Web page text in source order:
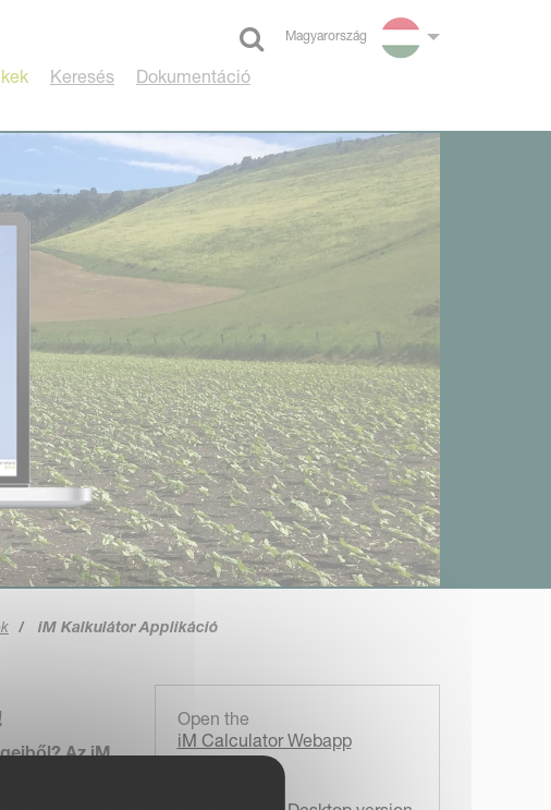
Magyarország
Select language
Keresés Dokumentáció
iM Kalkulátor Applikáció
Az iM
Open the
iM Calculator Webapp